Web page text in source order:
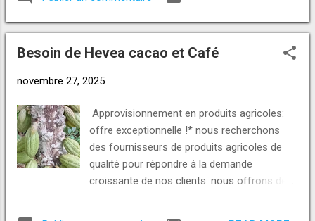
https://wa.me/2...
CFA le kilogramme)* cacao:2900 f café:1900
f hévéa: prix apromac + 70 f *comment on
cacao et café: paiement en 24 heures
tonnes): union rubber binao silia lopou dabou
discuter café et cacao (à partir de 30
tonnes):port autonome d'Abidjan ou port de
San Pedro *besoin de financement ?* après
la première livraison, on peut vous aider,
Besoin de Hevea cacao et Café
novembre 27, 2025
Approvisionnement en produits agricoles:
offre exceptionnelle !* nous recherchons
des fournisseurs de produits agricoles de
qualité pour répondre à la demande
croissante de nos clients. nous offrons des